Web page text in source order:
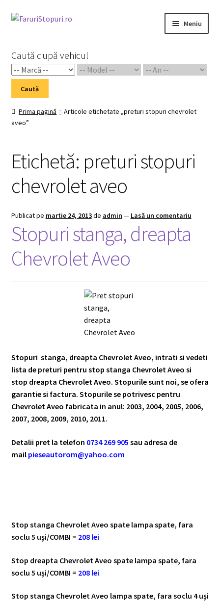
Sari
Sari
Meniu
Cart
Checkout
Home 02
My Account
Piese Auto 2
Caută după vehicul
Caută
Prima pagină
Articole etichetate „preturi stopuri chevrolet
aveo”
Etichetă: preturi stopuri
chevrolet aveo
Publicat pe martie 24, 2013de admin — Lasă un comentariu
Stopuri stanga, dreapta
Chevrolet Aveo
Stopuri stanga, dreapta Chevrolet Aveo, intrati si vedeti
lista de preturi pentru stop stanga Chevrolet Aveo si
stop dreapta Chevrolet Aveo. Stopurile sunt noi, se ofera
garantie si factura. Stopurile se potrivesc pentru
Chevrolet Aveo fabricata in anul: 2003, 2004, 2005, 2006,
2007, 2008, 2009, 2010, 2011.
Detalii pret la telefon 0734 269 905 sau adresa de
mail pieseautorom@yahoo.com
Stop stanga Chevrolet Aveo spate lampa spate, fara
soclu 5 uşi/COMBI = 208 lei
Stop dreapta Chevrolet Aveo spate lampa spate, fara
soclu 5 uşi/COMBI = 208 lei
Stop stanga Chevrolet Aveo lampa spate, fara soclu 4 uşi